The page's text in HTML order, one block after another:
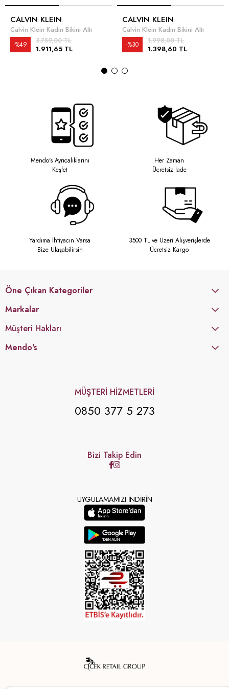
CALVIN KLEIN
Calvin Klein Kadın Bikini Altı
1.911,65 TL
3.759,00 TL
%49
CALVIN KLEIN
Calvin Klein Kadın Bikini Altı
1.398,60 TL
1.998,00 TL
%30
Mendo's Ayrıcalıklarını
Keşfet
Her Zaman
Ücretsiz İade
Yardıma İhtiyacın Varsa
Bize Ulaşabilirsin
3500 TL ve Üzeri Alışverişlerde
Ücretsiz Kargo
Öne Çıkan Kategoriler
Markalar
Müşteri Hakları
Mendo's
MÜŞTERİ HİZMETLERİ
0850 377 5 273
Bizi Takip Edin
UYGULAMAMIZI İNDİRİN